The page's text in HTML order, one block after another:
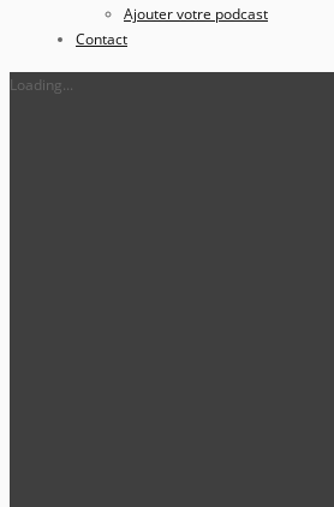
Ajouter votre podcast
Contact
Loading...